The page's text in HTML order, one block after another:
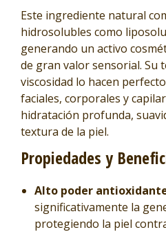
Este ingrediente natural
hidrosolubles como
generando un activo
de gran valor sensorial. Su
viscosidad lo hacen
faciales, corporales y
hidratación profunda,
textura de la piel.
Propiedades y
Alto poder
significativamente la
protegiendo la piel